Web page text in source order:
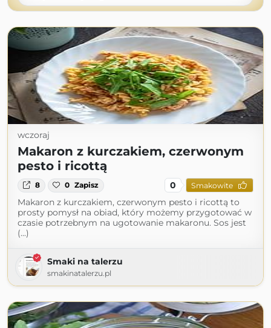
wczoraj
Makaron z kurczakiem, czerwonym
pesto i ricottą
8 0 Zapisz 0 Smakowite
Makaron z kurczakiem, czerwonym pesto i ricottą to
prosty pomysł na obiad, który możemy przygotować w
czasie potrzebnym na ugotowanie makaronu. Sos jest
(...)
Smaki na talerzu
smakinatalerzu.pl